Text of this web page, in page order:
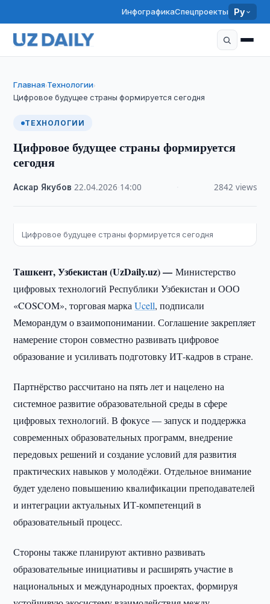
ИнфографикаСпецпроекты Ру
Главная›Технологии›
Цифровое будущее страны формируется сегодня
ТЕХНОЛОГИИ
Цифровое будущее страны формируется
сегодня
Аскар Якубов ·22.04.2026 14:00 2842 views
Цифровое будущее страны формируется сегодня
Ташкент, Узбекистан (UzDaily.uz) —Министерство
цифровых технологий Республики Узбекистан и ООО
«COSCOM», торговая маркаUcell, подписали
Меморандум о взаимопонимании. Соглашение закрепляет
намерение сторон совместно развивать цифровое
образование и усиливать подготовку ИТ-кадров в стране.
Партнёрство рассчитано на пять лет и нацелено на
системное развитие образовательной среды в сфере
цифровых технологий. В фокусе — запуск и поддержка
современных образовательных программ, внедрение
передовых решений и создание условий для развития
практических навыков у молодёжи. Отдельное внимание
будет уделено повышению квалификации преподавателей
и интеграции актуальных ИТ-компетенций в
образовательный процесс.
Стороны также планируют активно развивать
образовательные инициативы и расширять участие в
национальных и международных проектах, формируя